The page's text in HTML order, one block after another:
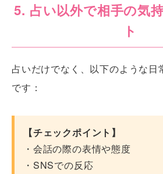
5. 占い以外で相手の気
ト
占いだけでなく、以下のような日
です：
【チェックポイント】
・会話の際の表情や態度
・SNSでの反応